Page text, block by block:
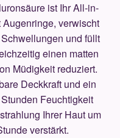
ist Ihr All-in-
verwischt
und füllt
einen matten
Müdigkeit reduziert.
Deckkraft und ein
Feuchtigkeit
Ihrer Haut um
verstärkt.